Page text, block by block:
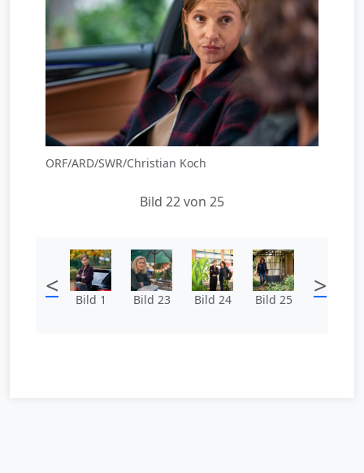
ORF/ARD/SWR/Christian Koch
Bild 22 von 25
< Bild 1 Bild 23 Bild 24 Bild 25 >